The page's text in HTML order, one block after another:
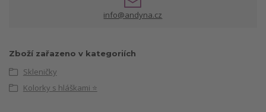
info@andyna.cz
Zboží zařazeno v kategoriích
Skleničky
Kolorky s hláškami ⭐